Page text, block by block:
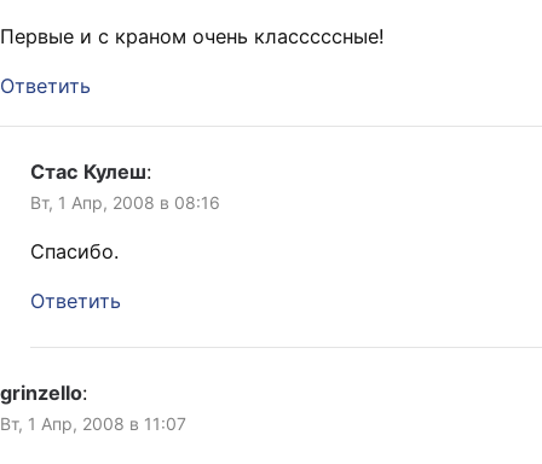
Первые и с краном очень класссссные!
Ответить
Стас Кулеш:
Вт, 1 Апр, 2008 в 08:16
Спасибо.
Ответить
grinzello:
Вт, 1 Апр, 2008 в 11:07